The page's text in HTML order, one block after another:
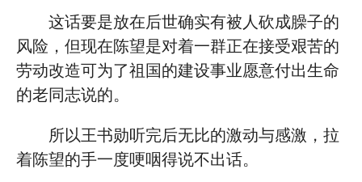
这话要是放在后世确实有被人砍成臊子的
风险，但现在陈望是对着一群正在接受艰苦的
劳动改造可为了祖国的建设事业愿意付出生命
的老同志说的。
所以王书勋听完后无比的激动与感激，拉
着陈望的手一度哽咽得说不出话。